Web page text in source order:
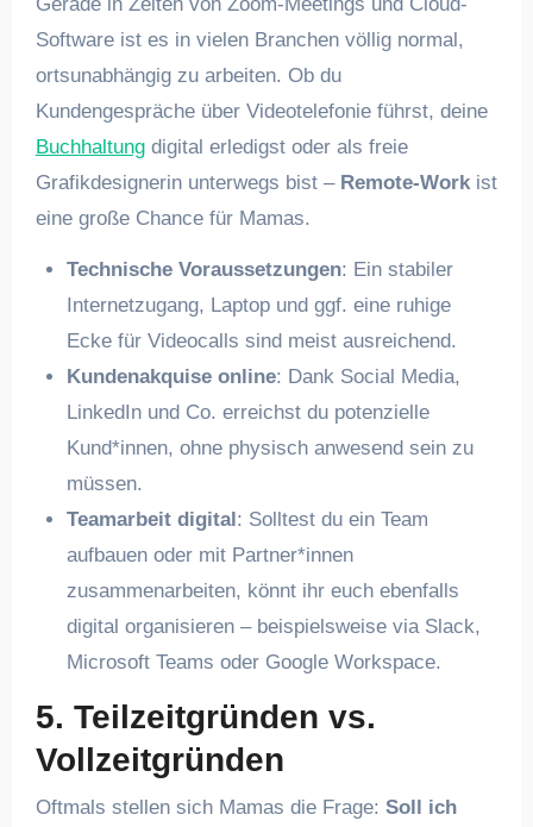
Software ist es in vielen Branchen völlig normal,
ortsunabhängig zu arbeiten. Ob du
Kundengespräche über Videotelefonie führst, deine
Buchhaltungdigital erledigst oder als freie
Grafikdesignerin unterwegs bist – Remote-Workist
eine große Chance für Mamas.
Technische Voraussetzungen: Ein stabiler
Internetzugang, Laptop und ggf. eine ruhige
Ecke für Videocalls sind meist ausreichend.
Kundenakquise online: Dank Social Media,
LinkedIn und Co. erreichst du potenzielle
Kund*innen, ohne physisch anwesend sein zu
müssen.
Teamarbeit digital: Solltest du ein Team
aufbauen oder mit Partner*innen
zusammenarbeiten, könnt ihr euch ebenfalls
digital organisieren – beispielsweise via Slack,
Microsoft Teams oder Google Workspace.
5. Teilzeitgründen vs.
Vollzeitgründen
Oftmals stellen sich Mamas die Frage: Soll ich